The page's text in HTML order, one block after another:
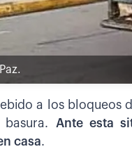
a los bloqueos
Ante esta
casa.